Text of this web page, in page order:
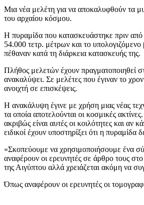
Μια νέα μελέτη για να αποκαλυφθούν τα
του αρχαίου κόσμου.
Η πυραμίδα που κατασκευάστηκε πριν από
54.000 τετρ. μέτρων και το
πέθαναν κατά τη διάρκεια κατασκευής της.
Πλήθος μελετών έχουν πραγματοποιηθεί
ανακαλύψει. Σε μελέτες που έγιναν το
ανοιχτή σε επισκέψεις.
Η ανακάλυψη έγινε με χρήση μιας νέας
τα οποία αποτελούνται οι κοσμικές
ακριβώς είναι αυτές οι κοιλότητες και αν
ειδικοί έχουν υποστηρίξει ότι η
«Σκοπεύουμε να χρησιμοποιήσουμε ένα
αναφέρουν οι ερευνητές σε άρθρο τους
της Αιγύπτου αλλά χρειάζεται ακόμη να
Όπως αναφέρουν οι ερευνητές οι